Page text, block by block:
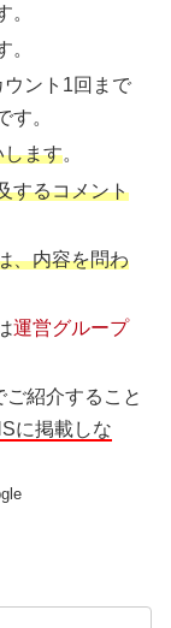
。
。
ウント1回まで
す。
します。
するコメント
、内容を問わ
運営グループ
紹介すること
に掲載しな